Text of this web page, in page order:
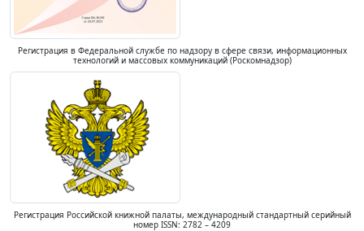
Регистрация в Федеральной службе по надзору в сфере связи, информационных
технологий и массовых коммуникаций (Роскомнадзор)
Регистрация Российской книжной палаты, международный стандартный серийный
номер ISSN: 2782 – 4209